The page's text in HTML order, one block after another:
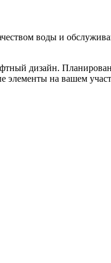
воды и
дизайн.
элементы на вашем